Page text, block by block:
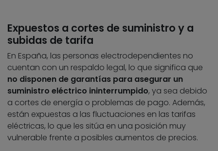
Expuestos a cortes de suministro y a
subidas de tarifa
En España, las personas electrodependientes no
cuentan con un respaldo legal, lo que significa que
no disponen de garantías para asegurar un
suministro eléctrico ininterrumpido, ya sea debido
a cortes de energía o problemas de pago. Además,
están expuestas a las fluctuaciones en las tarifas
eléctricas, lo que les sitúa en una posición muy
vulnerable frente a posibles aumentos de precios.